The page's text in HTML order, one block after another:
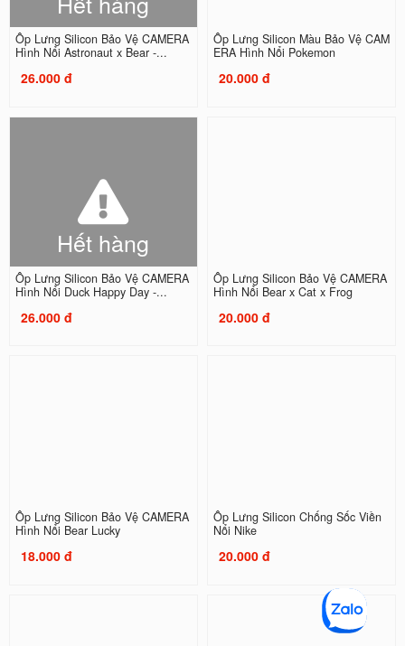
Ốp Lưng Silicon Bảo Vệ CAMERA
Hình Nổi Astronaut x Bear -...
26.000 đ
Ốp Lưng Silicon Màu Bảo Vệ CAM
ERA Hình Nổi Pokemon
20.000 đ
Hết hàng
Ốp Lưng Silicon Bảo Vệ CAMERA
Hình Nổi Duck Happy Day -...
26.000 đ
Ốp Lưng Silicon Bảo Vệ CAMERA
Hình Nổi Bear x Cat x Frog
20.000 đ
Ốp Lưng Silicon Bảo Vệ CAMERA
Hình Nổi Bear Lucky
18.000 đ
Ốp Lưng Silicon Chống Sốc Viền
Nổi Nike
20.000 đ